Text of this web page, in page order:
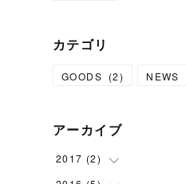
カテゴリ
GOODS (2) NEWS
アーカイブ
2017 (2)